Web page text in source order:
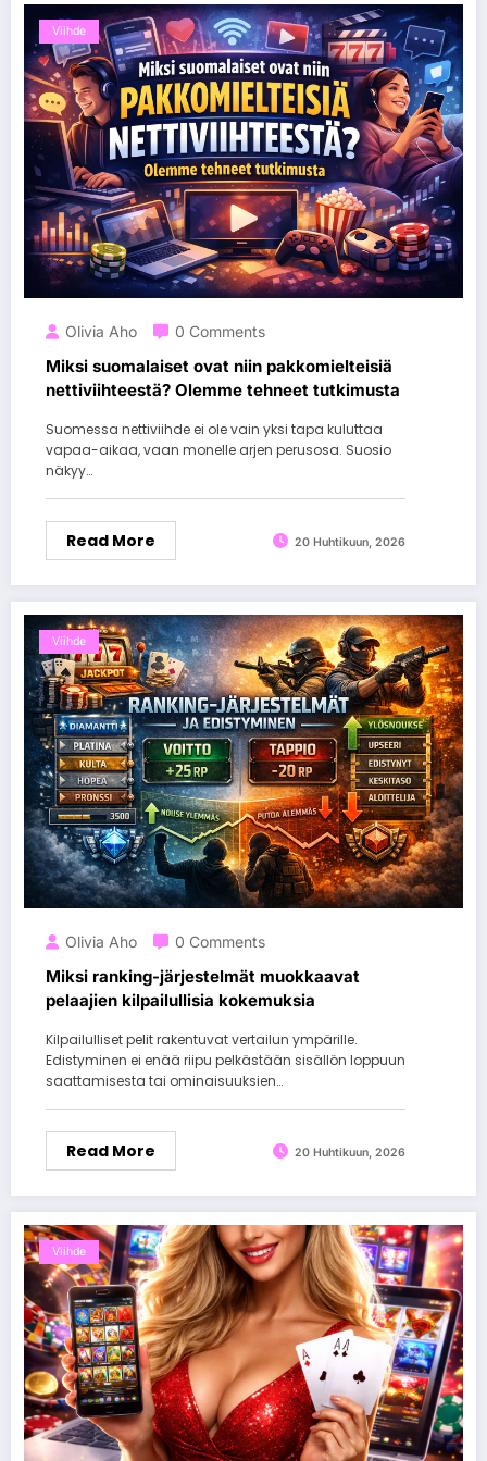
Viihde
Olivia Aho 0 Comments
Miksi suomalaiset ovat niin pakkomielteisiä
nettiviihteestä? Olemme tehneet tutkimusta
Suomessa nettiviihde ei ole vain yksi tapa kuluttaa
vapaa-aikaa, vaan monelle arjen perusosa. Suosio
näkyy…
Read More 20 Huhtikuun, 2026
Viihde
Olivia Aho 0 Comments
Miksi ranking-järjestelmät muokkaavat
pelaajien kilpailullisia kokemuksia
Kilpailulliset pelit rakentuvat vertailun ympärille.
Edistyminen ei enää riipu pelkästään sisällön loppuun
saattamisesta tai ominaisuuksien…
Read More 20 Huhtikuun, 2026
Viihde